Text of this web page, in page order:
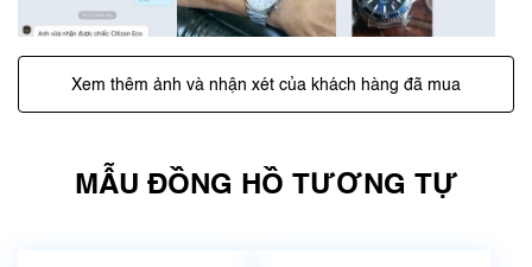
Xem thêm ảnh và nhận xét của khách hàng đã mua
MẪU ĐỒNG HỒ TƯƠNG TỰ